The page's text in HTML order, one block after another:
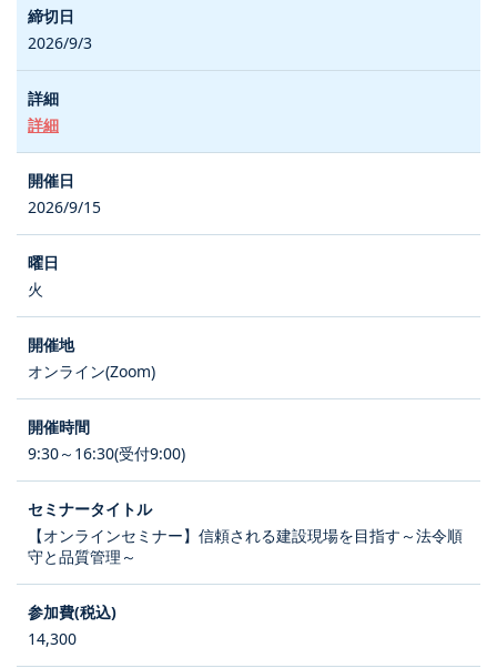
2026/9/3
詳細
2026/9/15
火
オンライン(Zoom)
9:30～16:30(受付9:00)
【オンラインセミナー】信頼される建設現場を目指す～法令順
守と品質管理～
14,300